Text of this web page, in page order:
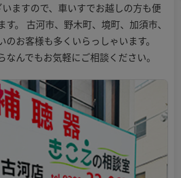
ますので、車いすでお越しの方も便
。 古河市、野木町、境町、加須市、
のお客様も多くいらっしゃいます。
なんでもお気軽にご相談ください。